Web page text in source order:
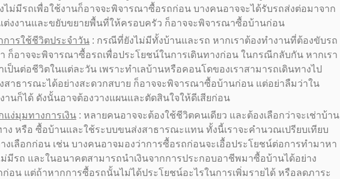
ไม่มีรถเพื่อใช้งานก็อาจจะพิจารณาซื้อรถก่อน บางคนอาจจะได้รับรถส่งต่อมาจาก
งงานและขยับขยายพื้นที่ให้ครอบครัว ก็อาจจะพิจารณาซื้อบ้านก่อน
การใช้ชีวิตประจำวัน : กรณีที่ยังไม่มีทั้งบ้านและรถ หากเราต้องทำงานที่ต้องขับรถ
ก็อาจจะพิจารณาซื้อรถเพื่อประโยชน์ในการเดินทางก่อน ในกรณีกลับกัน หากเรา
ป็นต่อชีวิตในแต่ละวัน เพราะทำเลบ้านหรือคอนโดของเราสามารถเดินทางไป
สาธารณะได้อย่างสะดวกสบาย ก็อาจจะพิจารณาซื้อบ้านก่อน แต่อย่าลืมว่าใน
านก็ได้ ดังนั้นอาจต้องวางแผนและตัดสินใจให้ดีเสียก่อน
ง่มุมทางการเงิน : หลายคนอาจจะต้องใช้ชีวิตคนเดียว และต้องเลือกว่าจะเช่าบ้าน
าง หรือ ซื้อบ้านและใช้ระบบขนส่งสาธารณะแทน ทั้งนี้เราจะคำนวณเปรียบเทียบ
งเลือกก่อน เช่น บางคนอาจมองว่าการซื้อรถก่อนจะเอื้อประโยชน์ต่อการทำมาหา
ม่มีรถ และในอนาคตสามารถนำเงินจากการประกอบอาชีพมาซื้อบ้านได้อย่าง
ก่อน แต่ถ้าหากการซื้อรถนั้นไม่ได้ประโยชน์อะไรในการเพิ่มรายได้ หรือลดภาระ